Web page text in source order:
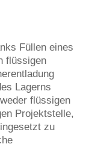
Füllen eines
flüssigen
Lagerns
flüssigen
Projektstelle,
zu